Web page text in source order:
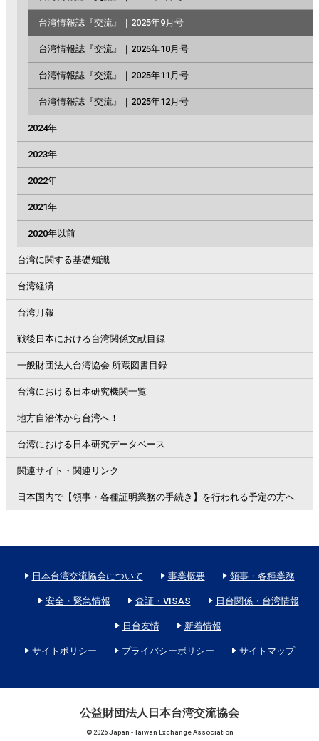
台湾情報誌『交流』｜2025年9月号
台湾情報誌『交流』｜2025年10月号
台湾情報誌『交流』｜2025年11月号
台湾情報誌『交流』｜2025年12月号
2024年
2023年
2022年
2021年
2020年以前
台湾に関する基礎知識
台湾経済
台湾月報
戦後日本における台湾関係文献目録
一般財団法人台湾協会 所蔵図書目録
台湾における日本研究機関一覧
地方自治体から台湾へ！
台湾における日本研究データベース
関連サイト・関連リンク
日本国内で【領事・各種証明業務の手続き】を行われる予定の方へ
日本台湾交流協会について 事業概要 領事・各種業務
安全・緊急情報 査証・VISAS 日台関係・台湾情報
日台友情 新着情報
サイトポリシー プライバシーポリシー サイトマップ
公益財団法人日本台湾交流協会
© 2026 Japan - Taiwan Exchange Association